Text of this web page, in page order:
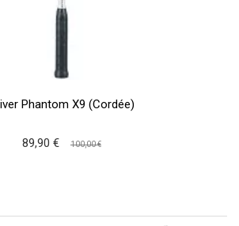
Phantom X9 (Cordée)
89,90 € 100,00 €